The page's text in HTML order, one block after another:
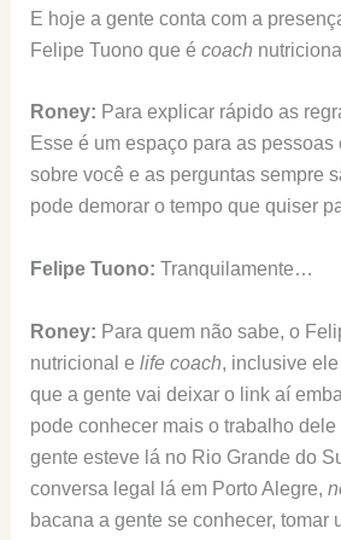
E hoje a gente conta com a
Felipe Tuono que é coach
Roney: Para explicar rápido as
Esse é um espaço para as
sobre você e as perguntas sempre
pode demorar o tempo que quiser
Felipe Tuono: Tranquilamente…
Roney: Para quem não sabe, o
nutricional e life coach, inclusive
que a gente vai deixar o link aí
pode conhecer mais o trabalho
gente esteve lá no Rio Grande do
conversa legal lá em Porto Alegre,
bacana a gente se conhecer,